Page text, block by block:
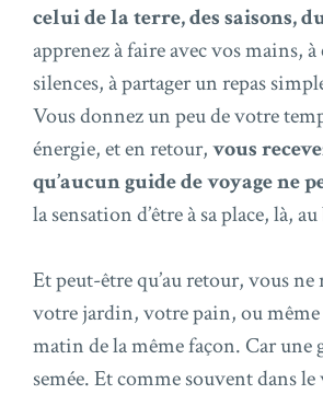
celui de la terre, des saisons,
apprenez à faire avec vos mains, à
silences, à partager un repas
Vous donnez un peu de votre
énergie, et en retour,vous
qu’aucun guide de voyage ne
la sensation d’être à sa place, là,
Et peut-être qu’au retour, vous ne
votre jardin, votre pain, ou
matin de la même façon. Car une
semée. Et comme souvent dans